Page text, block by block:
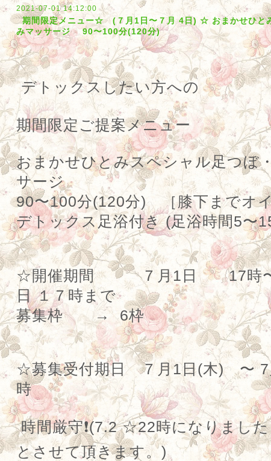
2021-07-01 14:12:00
期間限定メニュー☆ (７月1日〜７月 4日) ☆ おまかせひとみ
みマッサージ 90〜100分(120分)
デトックスしたい方への
期間限定ご提案メニュー
おまかせひとみスペシャル足つぼ
サージ
90〜100分(120分)［膝下までオイ
デトックス足浴付き(足浴時間5〜
☆開催期間 ７月1日17
日 １７時まで
募集枠 → 6枠
☆募集受付期日 ７月1日(木)〜7
時
時間厳守❗️(7.2 ☆22時になりまし
とさせて頂きます。)